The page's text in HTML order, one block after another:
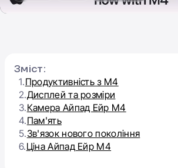
Зміст:
1.Продуктивність з M4
2.Дисплей та розміри
3.Камера Айпад Ейр М4
4.Пам'ять
5.Зв'язок нового покоління
6.Ціна Айпад Ейр М4